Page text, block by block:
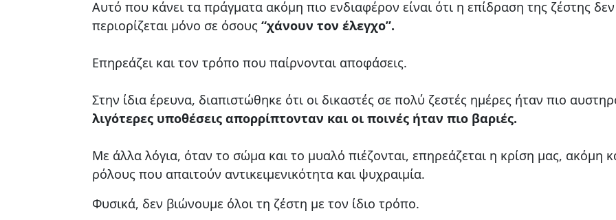
Αυτό που κάνει τα πράγματα ακόμη πιο ενδιαφέρον είναι ότι η επίδραση της ζέστης δεν
περιορίζεται μόνο σε όσους “χάνουν τον έλεγχο”.
Επηρεάζει και τον τρόπο που παίρνονται αποφάσεις.
Στην ίδια έρευνα, διαπιστώθηκε ότι οι δικαστές σε πολύ ζεστές ημέρες ήταν πιο
λιγότερες υποθέσεις απορρίπτονταν και οι ποινές ήταν πιο βαριές.
Με άλλα λόγια, όταν το σώμα και το μυαλό πιέζονται, επηρεάζεται η κρίση μας, ακόμη
ρόλους που απαιτούν αντικειμενικότητα και ψυχραιμία.
Φυσικά, δεν βιώνουμε όλοι τη ζέστη με τον ίδιο τρόπο.